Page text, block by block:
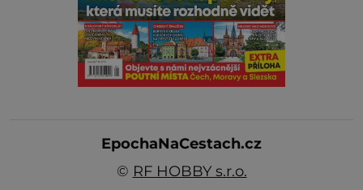
EpochaNaCestach.cz
© RF HOBBY s.r.o.